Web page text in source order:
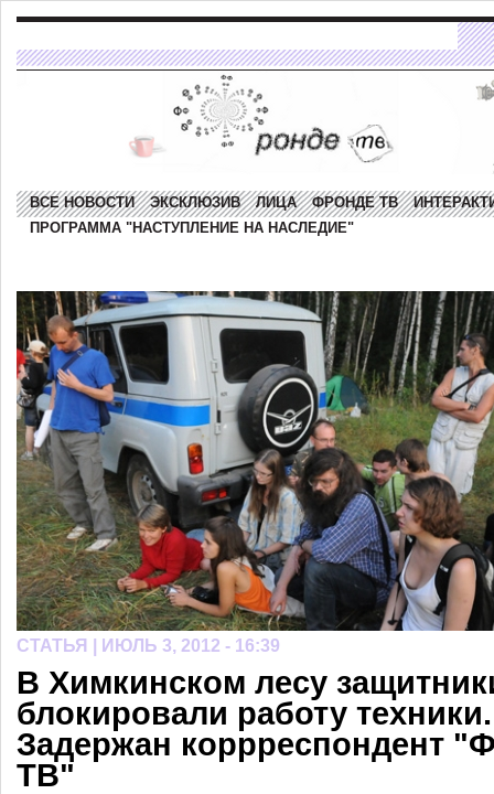
ВСЕ НОВОСТИ ЭКСКЛЮЗИВ ЛИЦА ФРОНДЕ ТВ
ПРОГРАММА "НАСТУПЛЕНИЕ НА НАСЛЕДИЕ"
СТАТЬЯ | ИЮЛЬ 3, 2012 - 16:39
В Химкинском лесу
блокировали работу техники.
Задержан коррреспондент
ТВ"